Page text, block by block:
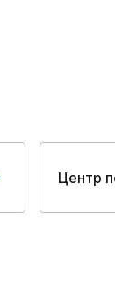
Центр